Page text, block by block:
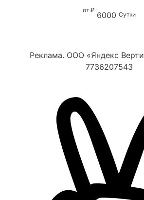
от ₽
6000 Сутки
Реклама. ООО «Яндекс
7736207543